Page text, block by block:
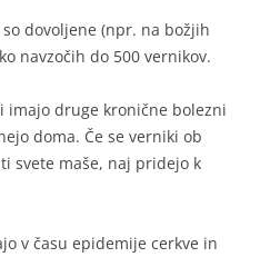
dovoljene (npr. na božjih
navzočih do 500 vernikov.
druge kronične bolezni
doma. Če se verniki ob
svete maše, naj pridejo k
v času epidemije cerkve in